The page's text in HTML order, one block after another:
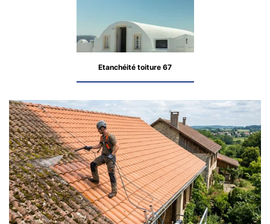
Etanchéité toiture 67